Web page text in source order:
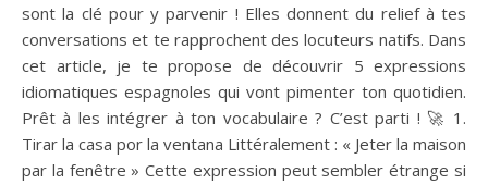
sont la clé pour y parvenir ! Elles donnent du relief à tes
conversations et te rapprochent des locuteurs natifs. Dans
cet article, je te propose de découvrir 5 expressions
idiomatiques espagnoles qui vont pimenter ton quotidien.
Prêt à les intégrer à ton vocabulaire ? C’est parti ! 🚀 1.
Tirar la casa por la ventana Littéralement : « Jeter la maison
par la fenêtre » Cette expression peut sembler étrange si